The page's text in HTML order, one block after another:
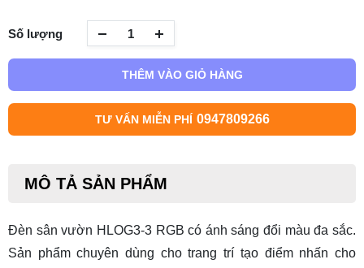
Số lượng
THÊM VÀO GIỎ HÀNG
TƯ VẤN MIỄN PHÍ 0947809266
MÔ TẢ SẢN PHẨM
Đèn sân vườn HLOG3-3 RGB có ánh sáng đổi màu đa sắc.
Sản phẩm chuyên dùng cho trang trí tạo điểm nhấn cho